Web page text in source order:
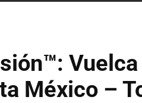
México –